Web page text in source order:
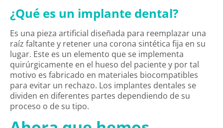
¿Qué es un implante dental?
Es una pieza artificial diseñada para reemplazar una
raíz faltante y retener una corona sintética fija en su
lugar. Este es un elemento que se implementa
quirúrgicamente en el hueso del paciente y por tal
motivo es fabricado en materiales biocompatibles
para evitar un rechazo. Los implantes dentales se
dividen en diferentes partes dependiendo de su
proceso o de su tipo.